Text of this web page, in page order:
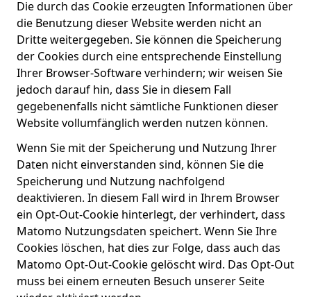
Die durch das Cookie erzeugten Informationen über
die Benutzung dieser Website werden nicht an
Dritte weitergegeben. Sie können die Speicherung
der Cookies durch eine entsprechende Einstellung
Ihrer Browser-Software verhindern; wir weisen Sie
jedoch darauf hin, dass Sie in diesem Fall
gegebenenfalls nicht sämtliche Funktionen dieser
Website vollumfänglich werden nutzen können.
Wenn Sie mit der Speicherung und Nutzung Ihrer
Daten nicht einverstanden sind, können Sie die
Speicherung und Nutzung nachfolgend
deaktivieren. In diesem Fall wird in Ihrem Browser
ein Opt-Out-Cookie hinterlegt, der verhindert, dass
Matomo Nutzungsdaten speichert. Wenn Sie Ihre
Cookies löschen, hat dies zur Folge, dass auch das
Matomo Opt-Out-Cookie gelöscht wird. Das Opt-Out
muss bei einem erneuten Besuch unserer Seite